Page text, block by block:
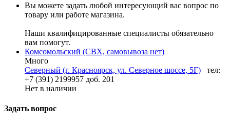
Вы можете задать любой интересующий вас вопрос по
товару или работе магазина.
Наши квалифицированные специалисты обязательно
вам помогут.
Комсомольский (СВХ, самовывоза нет)
Много
Северный (г. Красноярск, ул. Северное шоссе, 5Г)
тел:
+7 (391) 2199957 доб. 201
Нет в наличии
Задать вопрос